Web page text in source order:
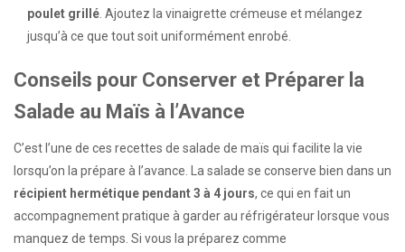
poulet grillé. Ajoutez la vinaigrette crémeuse et mélangez
jusqu’à ce que tout soit uniformément enrobé.
Conseils pour Conserver et Préparer la
Salade au Maïs à l’Avance
C’est l’une de ces recettes de salade de maïs qui facilite la vie
lorsqu’on la prépare à l’avance. La salade se conserve bien dans un
récipient hermétique pendant 3 à 4 jours, ce qui en fait un
accompagnement pratique à garder au réfrigérateur lorsque vous
manquez de temps. Si vous la préparez comme